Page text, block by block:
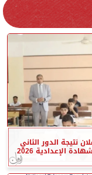
نتيجة الدور الثاني
الإعدادية 2026